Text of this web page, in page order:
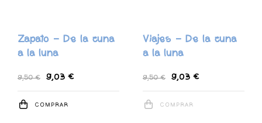
Zapato - De la cuna
a la luna
9,50 € 9,03 €
COMPRAR
Viajes - De la cuna
a la luna
9,50 € 9,03 €
COMPRAR